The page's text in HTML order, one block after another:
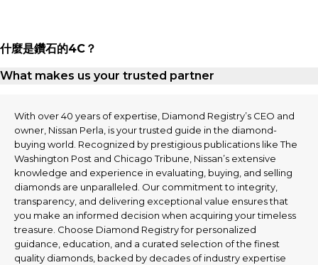
什麼是鑽石的4C？
What makes us your trusted partner
With over 40 years of expertise, Diamond Registry’s CEO and
owner, Nissan Perla, is your trusted guide in the diamond-
buying world. Recognized by prestigious publications like The
Washington Post and Chicago Tribune, Nissan’s extensive
knowledge and experience in evaluating, buying, and selling
diamonds are unparalleled. Our commitment to integrity,
transparency, and delivering exceptional value ensures that
you make an informed decision when acquiring your timeless
treasure. Choose Diamond Registry for personalized
guidance, education, and a curated selection of the finest
quality diamonds, backed by decades of industry expertise